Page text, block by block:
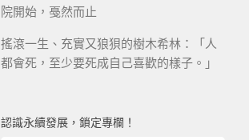
院開始，戞然而止
搖滾一生、充實又狼狽的樹木希林：「人
都會死，至少要死成自己喜歡的樣子。」
認識永續發展，鎖定專欄！